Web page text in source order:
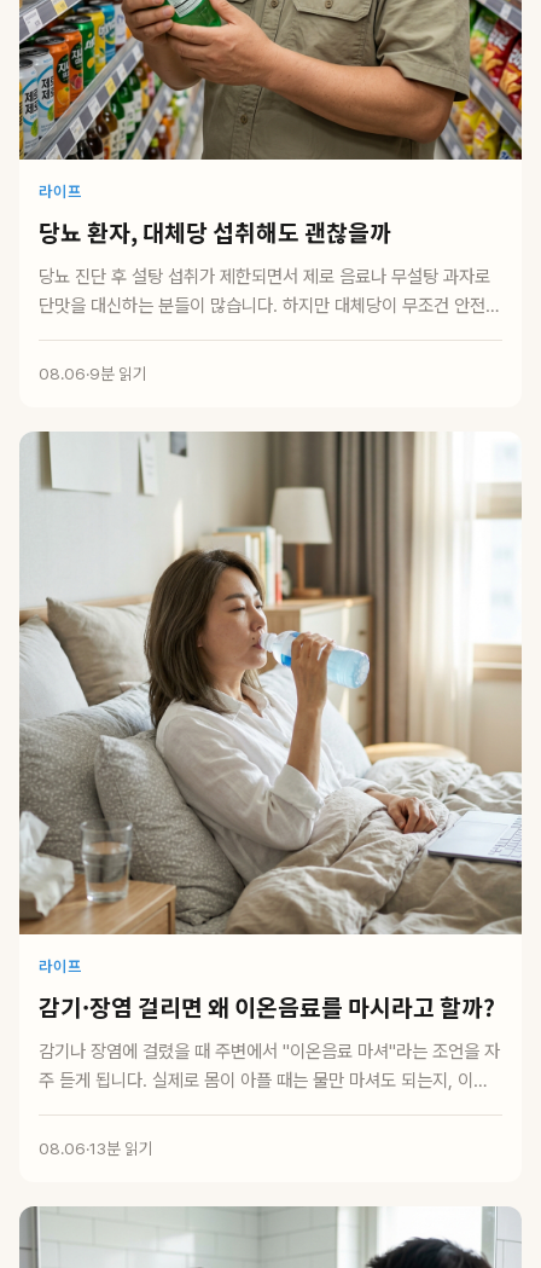
라이프
당뇨 환자, 대체당 섭취해도 괜찮을까
당뇨 진단 후 설탕 섭취가 제한되면서 제로 음료나 무설탕 과자로
단맛을 대신하는 분들이 많습니다. 하지만 대체당이 무조건 안전하
거나 혈당에 영향...
08.06·9분 읽기
라이프
감기·장염 걸리면 왜 이온음료를 마시라고 할까?
감기나 장염에 걸렸을 때 주변에서 "이온음료 마셔"라는 조언을 자
주 듣게 됩니다. 실제로 몸이 아플 때는 물만 마셔도 되는지, 이온
음료가 정말 ...
08.06·13분 읽기